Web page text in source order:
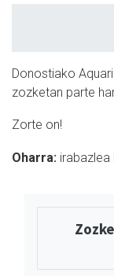
Donostiako
zozketan parte
Zorte on!
Oharra: irabazlea